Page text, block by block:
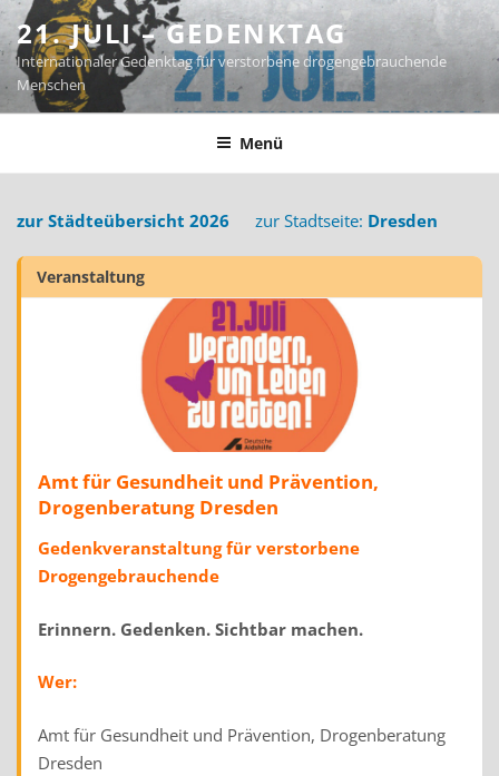
Zum
Inhalt
springen
21. JULI – GEDENKTAG
Internationaler Gedenktag für verstorbene drogengebrauchende
Menschen
Menü
zur Städteübersicht 2026 zur Stadtseite: Dresden
Veranstaltung
Amt für Gesundheit und Prävention,
Drogenberatung Dresden
Gedenkveranstaltung für verstorbene
Drogengebrauchende
Erinnern. Gedenken. Sichtbar machen.
Wer:
Amt für Gesundheit und Prävention, Drogenberatung
Dresden